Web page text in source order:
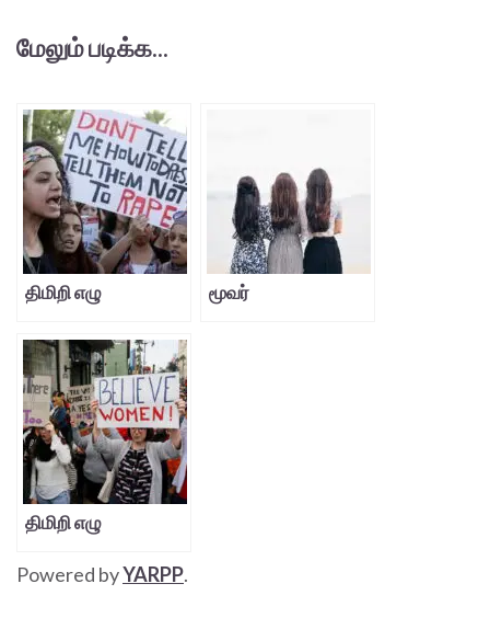
மேலும் படிக்க...
திமிறி எழு மூவர்
திமிறி எழு
Powered byYARPP.